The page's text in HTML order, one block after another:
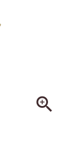
zoom_in